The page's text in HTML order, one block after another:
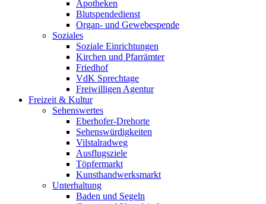
Apotheken
Blutspendedienst
Organ- und Gewebespende
Soziales
Soziale Einrichtungen
Kirchen und Pfarrämter
Friedhof
VdK Sprechtage
Freiwilligen Agentur
Freizeit & Kultur
Sehenswertes
Eberhofer-Drehorte
Sehenswürdigkeiten
Vilstalradweg
Ausflugsziele
Töpfermarkt
Kunsthandwerksmarkt
Unterhaltung
Baden und Segeln